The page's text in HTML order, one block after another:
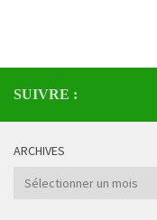
SUIVRE :
ARCHIVES
Archives